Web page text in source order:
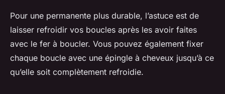
Pour une permanente plus durable, l’astuce est de
laisser refroidir vos boucles après les avoir faites
avec le fer à boucler. Vous pouvez également fixer
chaque boucle avec une épingle à cheveux jusqu’à ce
qu’elle soit complètement refroidie.